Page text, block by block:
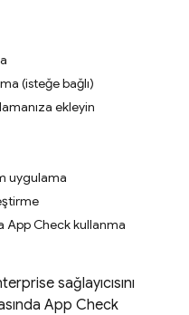
(isteğe bağlı)
ekleyin
uygulama
App Check kullanma
sağlayıcısını
App Check